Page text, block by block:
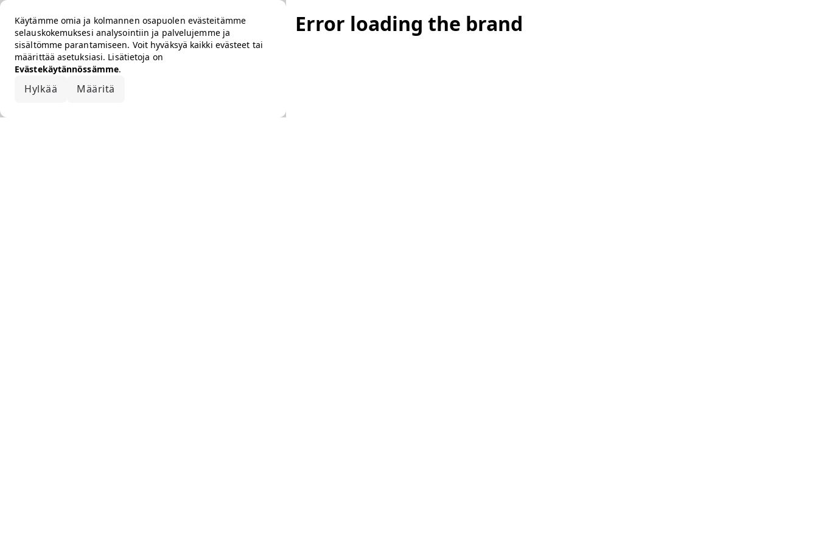
Käytämme omia ja kolmannen osapuolen evästeitämme
selauskokemuksesi analysointiin ja palvelujemme ja
sisältömme parantamiseen. Voit hyväksyä kaikki evästeet tai
määrittää asetuksiasi. Lisätietoja on
Evästekäytännössämme.
Hylkää Määritä
Error loading the brand